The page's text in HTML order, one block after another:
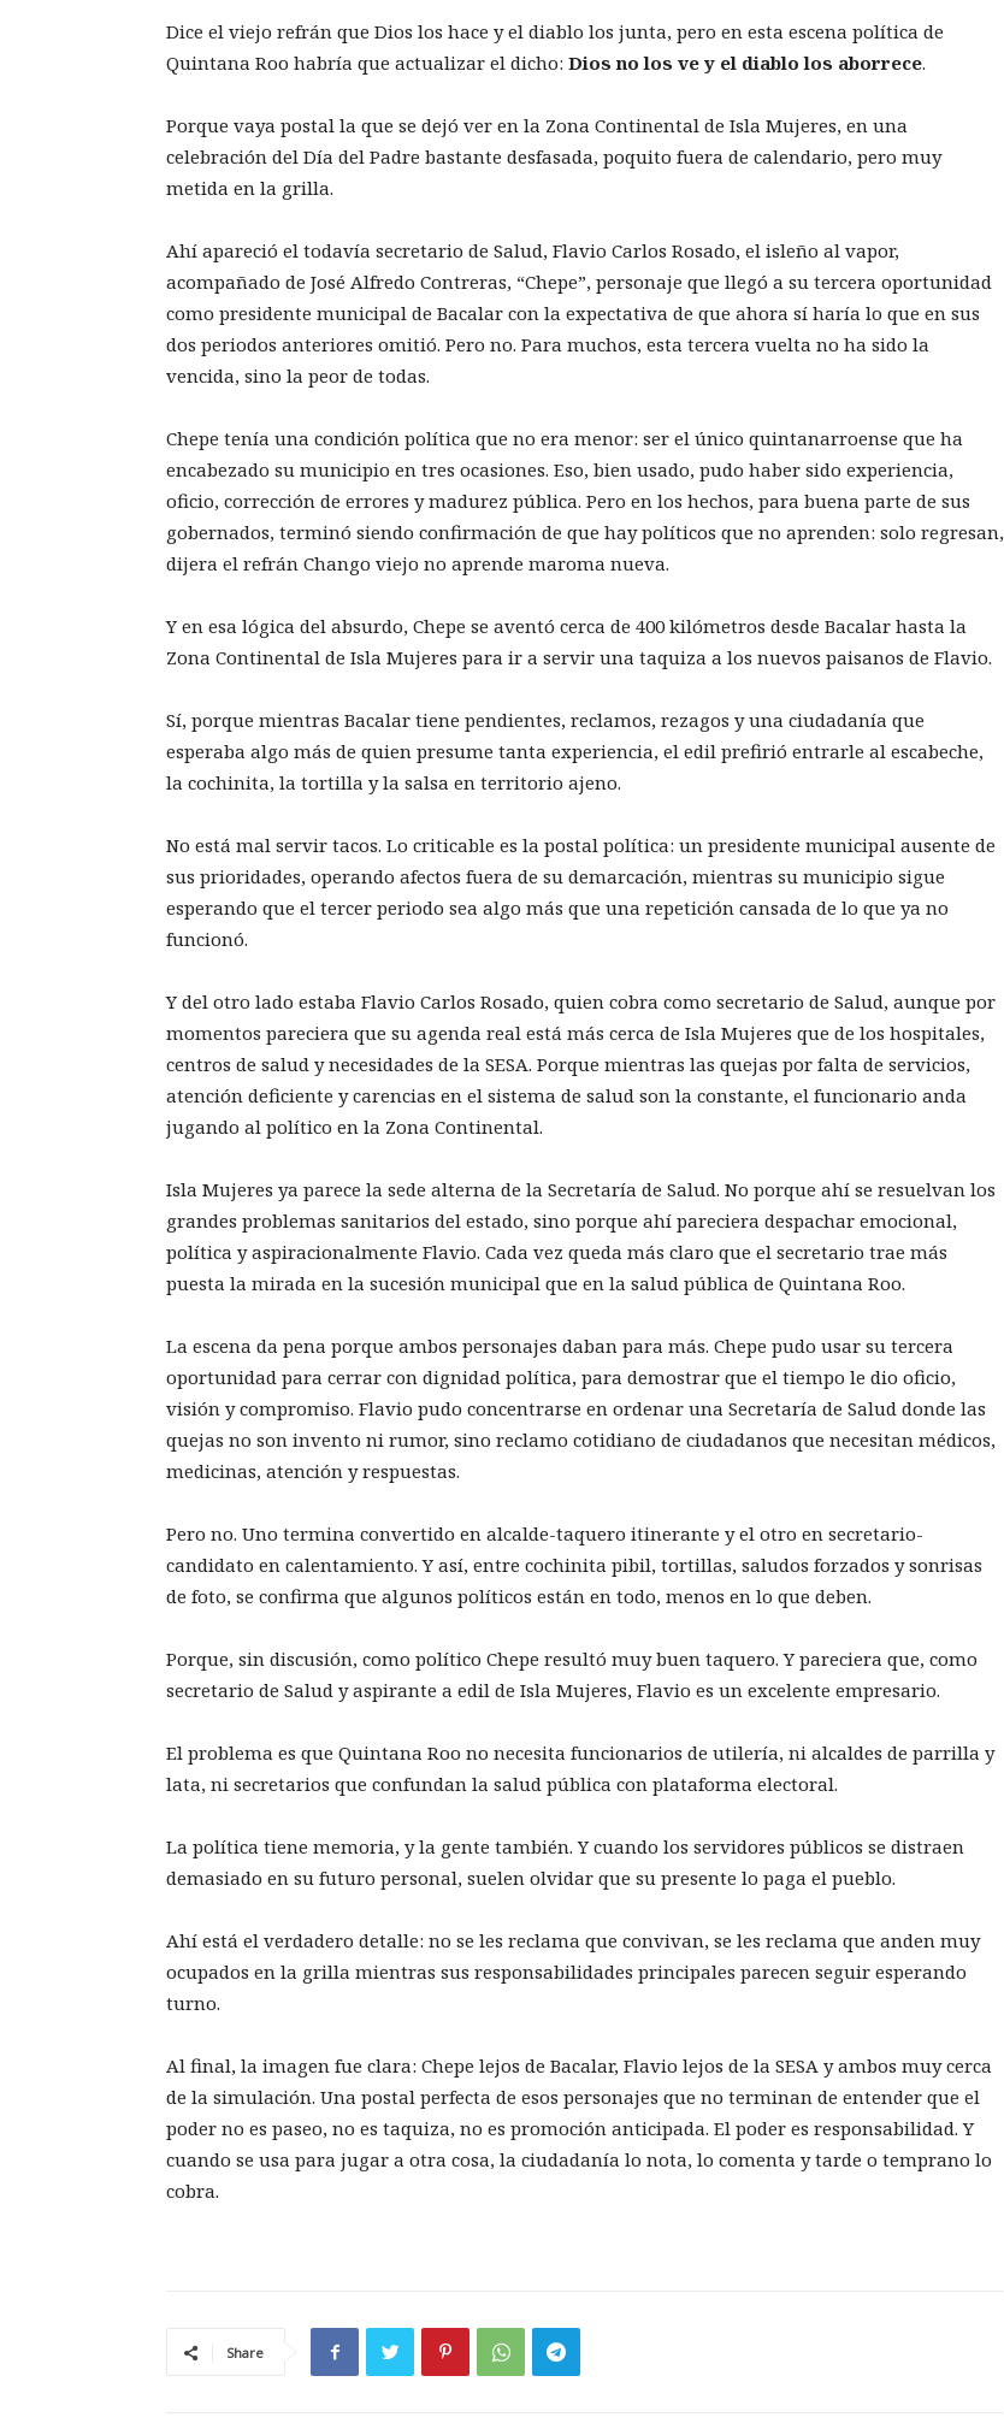
Dice el viejo refrán que Dios los hace y el diablo los junta, pero en esta escena política de
Quintana Roo habría que actualizar el dicho: Dios no los ve y el diablo los aborrece.
Porque vaya postal la que se dejó ver en la Zona Continental de Isla Mujeres, en una
celebración del Día del Padre bastante desfasada, poquito fuera de calendario, pero muy
metida en la grilla.
Ahí apareció el todavía secretario de Salud, Flavio Carlos Rosado, el isleño al vapor,
acompañado de José Alfredo Contreras, “Chepe”, personaje que llegó a su tercera oportunidad
como presidente municipal de Bacalar con la expectativa de que ahora sí haría lo que en sus
dos periodos anteriores omitió. Pero no. Para muchos, esta tercera vuelta no ha sido la
vencida, sino la peor de todas.
Chepe tenía una condición política que no era menor: ser el único quintanarroense que ha
encabezado su municipio en tres ocasiones. Eso, bien usado, pudo haber sido experiencia,
oficio, corrección de errores y madurez pública. Pero en los hechos, para buena parte de sus
gobernados, terminó siendo confirmación de que hay políticos que no aprenden: solo regresan,
dijera el refrán Chango viejo no aprende maroma nueva.
Y en esa lógica del absurdo, Chepe se aventó cerca de 400 kilómetros desde Bacalar hasta la
Zona Continental de Isla Mujeres para ir a servir una taquiza a los nuevos paisanos de Flavio.
Sí, porque mientras Bacalar tiene pendientes, reclamos, rezagos y una ciudadanía que
esperaba algo más de quien presume tanta experiencia, el edil prefirió entrarle al escabeche,
la cochinita, la tortilla y la salsa en territorio ajeno.
No está mal servir tacos. Lo criticable es la postal política: un presidente municipal ausente de
sus prioridades, operando afectos fuera de su demarcación, mientras su municipio sigue
esperando que el tercer periodo sea algo más que una repetición cansada de lo que ya no
funcionó.
Y del otro lado estaba Flavio Carlos Rosado, quien cobra como secretario de Salud, aunque por
momentos pareciera que su agenda real está más cerca de Isla Mujeres que de los hospitales,
centros de salud y necesidades de la SESA. Porque mientras las quejas por falta de servicios,
atención deficiente y carencias en el sistema de salud son la constante, el funcionario anda
jugando al político en la Zona Continental.
Isla Mujeres ya parece la sede alterna de la Secretaría de Salud. No porque ahí se resuelvan los
grandes problemas sanitarios del estado, sino porque ahí pareciera despachar emocional,
política y aspiracionalmente Flavio. Cada vez queda más claro que el secretario trae más
puesta la mirada en la sucesión municipal que en la salud pública de Quintana Roo.
La escena da pena porque ambos personajes daban para más. Chepe pudo usar su tercera
oportunidad para cerrar con dignidad política, para demostrar que el tiempo le dio oficio,
visión y compromiso. Flavio pudo concentrarse en ordenar una Secretaría de Salud donde las
quejas no son invento ni rumor, sino reclamo cotidiano de ciudadanos que necesitan médicos,
medicinas, atención y respuestas.
Pero no. Uno termina convertido en alcalde-taquero itinerante y el otro en secretario-
candidato en calentamiento. Y así, entre cochinita pibil, tortillas, saludos forzados y sonrisas
de foto, se confirma que algunos políticos están en todo, menos en lo que deben.
Porque, sin discusión, como político Chepe resultó muy buen taquero. Y pareciera que, como
secretario de Salud y aspirante a edil de Isla Mujeres, Flavio es un excelente empresario.
El problema es que Quintana Roo no necesita funcionarios de utilería, ni alcaldes de parrilla y
lata, ni secretarios que confundan la salud pública con plataforma electoral.
La política tiene memoria, y la gente también. Y cuando los servidores públicos se distraen
demasiado en su futuro personal, suelen olvidar que su presente lo paga el pueblo.
Ahí está el verdadero detalle: no se les reclama que convivan, se les reclama que anden muy
ocupados en la grilla mientras sus responsabilidades principales parecen seguir esperando
turno.
Al final, la imagen fue clara: Chepe lejos de Bacalar, Flavio lejos de la SESA y ambos muy cerca
de la simulación. Una postal perfecta de esos personajes que no terminan de entender que el
poder no es paseo, no es taquiza, no es promoción anticipada. El poder es responsabilidad. Y
cuando se usa para jugar a otra cosa, la ciudadanía lo nota, lo comenta y tarde o temprano lo
cobra.
Share